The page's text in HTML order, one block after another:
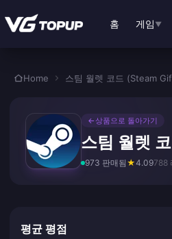
홈 게임 ▼
Home 스팀 월렛 코드 (Steam
←상품으로 돌아가기
스팀 월렛
973 판매됨 ★4.09788
평균 평점